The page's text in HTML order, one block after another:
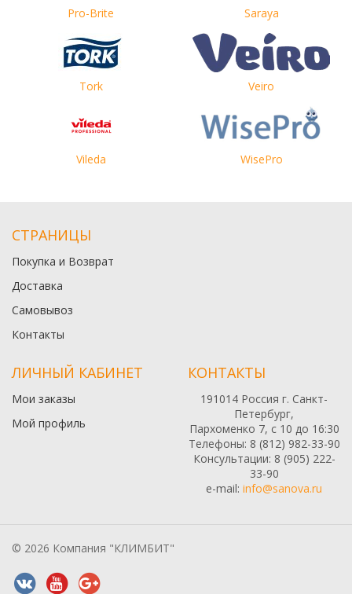
Pro-Brite Saraya
Tork Veiro
Vileda WisePro
СТРАНИЦЫ
Покупка и Возврат
Доставка
Самовывоз
Контакты
ЛИЧНЫЙ КАБИНЕТ
Мои заказы
Мой профиль
КОНТАКТЫ
191014 Россия г. Санкт-
Петербург,
Пархоменко 7, с 10 до 16:30
Телефоны: 8 (812) 982-33-90
Консультации: 8 (905) 222-
33-90
e-mail: info@sanova.ru
© 2026 Компания "КЛИМБИТ"